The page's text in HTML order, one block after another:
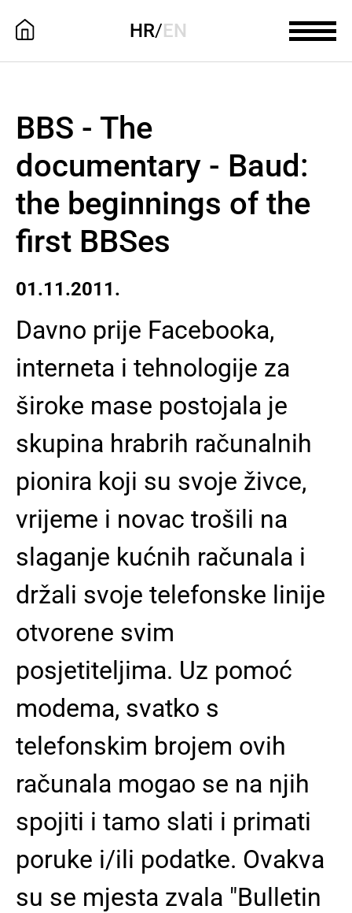
HR/EN
BBS - The
documentary - Baud:
the beginnings of the
first BBSes
01.11.2011.
Davno prije Facebooka,
interneta i tehnologije za
široke mase postojala je
skupina hrabrih računalnih
pionira koji su svoje živce,
vrijeme i novac trošili na
slaganje kućnih računala i
držali svoje telefonske linije
otvorene svim
posjetiteljima. Uz pomoć
modema, svatko s
telefonskim brojem ovih
računala mogao se na njih
spojiti i tamo slati i primati
poruke i/ili podatke. Ovakva
su se mjesta zvala "Bulletin